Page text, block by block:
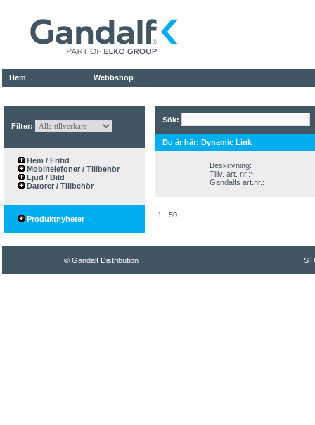
Hem Webbshop
Filter:
Hem / Fritid
Mobiltelefoner / Tillbehör
Ljud / Bild
Datorer / Tillbehör
Produktnyheter
Sök:
Du är här: Dynamic Link
Beskrivning:
Tillv. art. nr.:*
Gandalfs art.nr.:
1 - 50
© Gandalf Distribution